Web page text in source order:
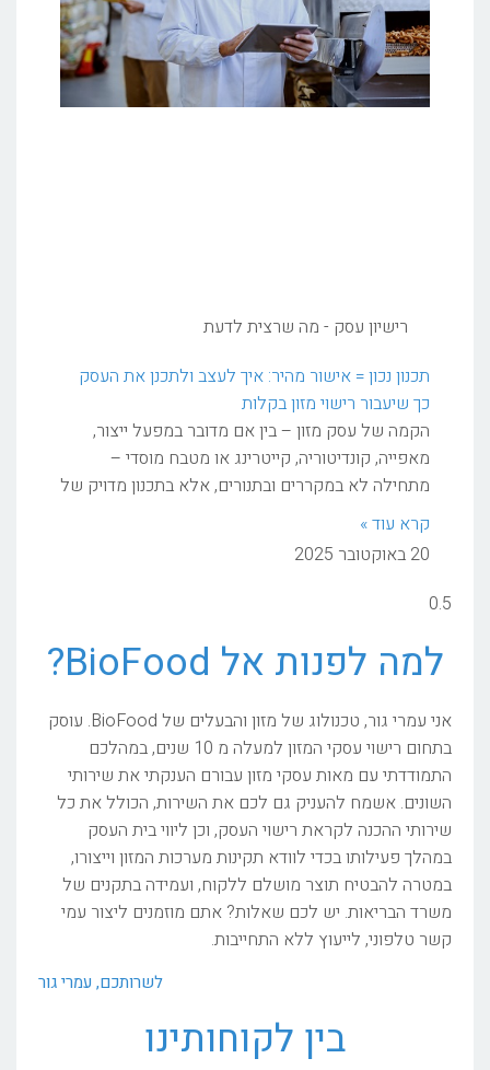
רישיון עסק - מה שרצית לדעת
תכנון נכון = אישור מהיר: איך לעצב ולתכנן את העסק
כך שיעבור רישוי מזון בקלות
הקמה של עסק מזון – בין אם מדובר במפעל ייצור,
מאפייה, קונדיטוריה, קייטרינג או מטבח מוסדי –
מתחילה לא במקררים ובתנורים, אלא בתכנון מדויק של
קרא עוד »
20 באוקטובר 2025
למה לפנות אל BioFood?
אני עמרי גור, טכנולוג של מזון והבעלים של BioFood. עוסק
בתחום רישוי עסקי המזון למעלה מ 10 שנים, במהלכם
התמודדתי עם מאות עסקי מזון עבורם הענקתי את שירותי
השונים. אשמח להעניק גם לכם את השירות, הכולל את כל
שירותי ההכנה לקראת רישוי העסק, וכן ליווי בית העסק
במהלך פעילותו בכדי לוודא תקינות מערכות המזון וייצורו,
במטרה להבטיח תוצר מושלם ללקוח, ועמידה בתקנים של
משרד הבריאות. יש לכם שאלות? אתם מוזמנים ליצור עמי
קשר טלפוני, לייעוץ ללא התחייבות.
לשרותכם, עמרי גור
בין לקוחותינו